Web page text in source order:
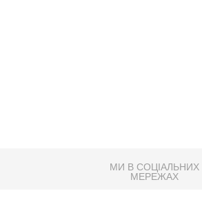
МИ В СОЦІАЛЬНИХ
МЕРЕЖАХ